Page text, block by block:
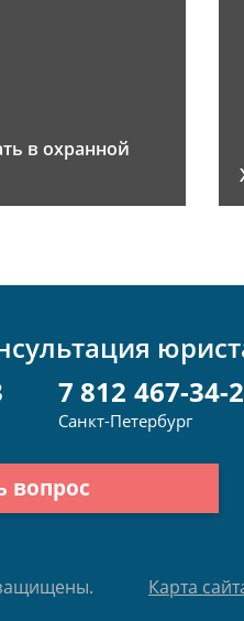
в охранной
7 812 467-34-
Санкт-Петербург
вопрос
Карта